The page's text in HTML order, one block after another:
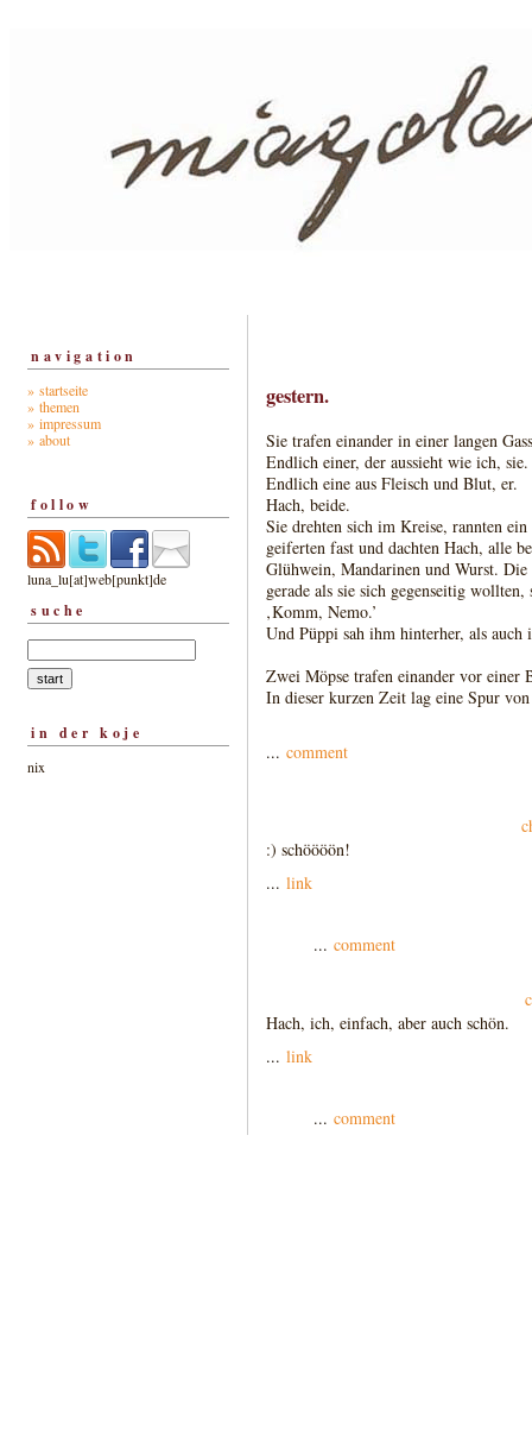
navigation
» startseite
» themen
» impressum
» about
follow
luna_lu[at]web[punkt]de
suche
in der koje
nix
gestern.
Sie trafen einander in einer langen
Endlich einer, der aussieht wie ich, sie.
Endlich eine aus Fleisch und Blut, er.
Hach, beide.
Sie drehten sich im Kreise, rannten
geiferten fast und dachten Hach, alle
Glühwein, Mandarinen und Wurst.
gerade als sie sich gegenseitig
‚Komm, Nemo.’
Und Püppi sah ihm hinterher, als
Zwei Möpse trafen einander vor einer
In dieser kurzen Zeit lag eine Spur
... comment
:) schöööön!
... link
... comment
Hach, ich, einfach, aber auch schön.
... link
... comment